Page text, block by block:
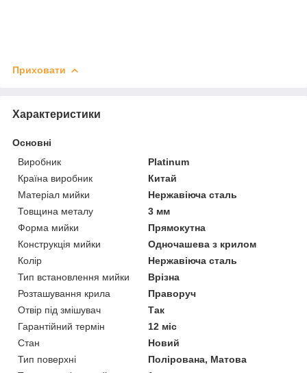
Приховати
Характеристики
Основні
Виробник
Platinum
Країна виробник
Китай
Матеріал мийки
Нержавіюча сталь
Товщина металу
3 мм
Форма мийки
Прямокутна
Конструкція мийки
Одночашева з крилом
Колір
Нержавіюча сталь
Тип встановлення мийки
Врізна
Розташування крила
Праворуч
Отвір під змішувач
Так
Гарантійний термін
12 міс
Стан
Новий
Тип поверхні
Полірована, Матова